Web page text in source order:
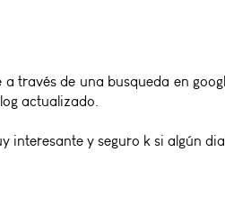
través de una busqueda en
actualizado.
interesante y seguro k si algún